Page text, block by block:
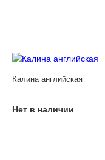
Калина английская
Нет в наличии